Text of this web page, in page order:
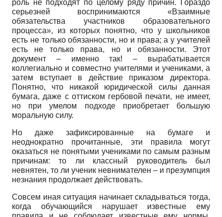
роль не подходят по целому ряду причин. Гораздо
серьезней воспринимаются «Взаимные
обязательства участников образовательного
процесса», из которых понятно, что у школьников
есть не только обязанности, но и права; а у учителей
есть не только права, но и обязанности. Этот
документ – именно так! – вырабатывается
коллегиально и совместно учителями и учениками, а
затем вступает в действие приказом директора.
Понятно, что никакой юридической силы данная
бумага, даже с оттиском гербовой печати, не имеет,
но при умелом подходе приобретает большую
моральную силу.
Но даже зафиксированные на бумаге и
неоднократно прочитанные, эти правила могут
оказаться не понятыми учениками по самым разным
причинам: то ли классный руководитель был
невнятен, то ли ученик невнимателен – и презумпция
незнания продолжает действовать.
Совсем иная ситуация начинает складываться тогда,
когда обучающийся нарушает известные ему